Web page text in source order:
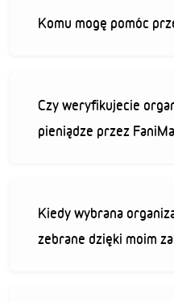
Komu mogę pomóc
Czy weryfikujecie
pieniądze przez
Kiedy wybrana
zebrane dzięki moim